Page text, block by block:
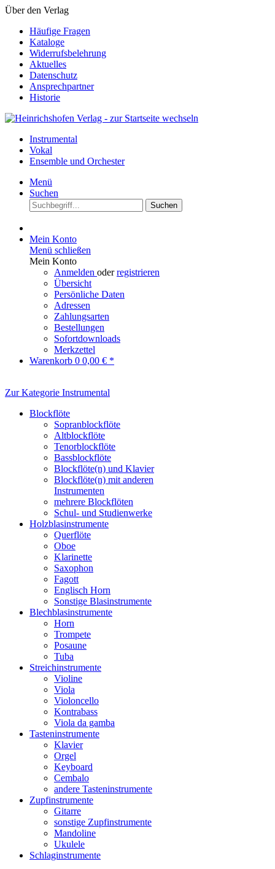
Über den Verlag
Häufige Fragen
Kataloge
Widerrufsbelehrung
Aktuelles
Datenschutz
Ansprechpartner
Historie
Instrumental
Vokal
Ensemble und Orchester
Menü
Suchen
Suchen
Mein Konto
Menü schließen
Mein Konto
Anmelden oderregistrieren
Übersicht
Persönliche Daten
Adressen
Zahlungsarten
Bestellungen
Sofortdownloads
Merkzettel
Warenkorb 0 0,00 € *
Zur Kategorie Instrumental
Blockflöte
Sopranblockflöte
Altblockflöte
Tenorblockflöte
Bassblockflöte
Blockflöte(n) und Klavier
Blockflöte(n) mit anderen
Instrumenten
mehrere Blockflöten
Schul- und Studienwerke
Holzblasinstrumente
Querflöte
Oboe
Klarinette
Saxophon
Fagott
Englisch Horn
Sonstige Blasinstrumente
Blechblasinstrumente
Horn
Trompete
Posaune
Tuba
Streichinstrumente
Violine
Viola
Violoncello
Kontrabass
Viola da gamba
Tasteninstrumente
Klavier
Orgel
Keyboard
Cembalo
andere Tasteninstrumente
Zupfinstrumente
Gitarre
sonstige Zupfinstrumente
Mandoline
Ukulele
Schlaginstrumente